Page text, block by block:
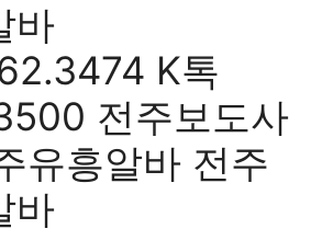
바
K톡
전주보도사
유흥알바 전주
바